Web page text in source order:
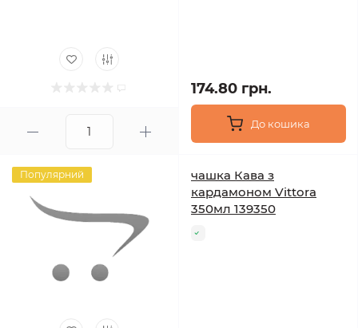
174.80 грн.
До кошика
Популярний
чашка Кава з
кардамоном Vittora
350мл 139350